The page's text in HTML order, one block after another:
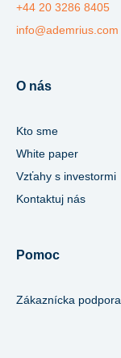
+44 20 3286 8405
info@ademrius.com
O nás
Kto sme
White paper
Vzťahy s investormi
Kontaktuj nás
Pomoc
Zákaznícka podpora